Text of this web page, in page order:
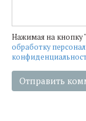
Нажимая на кнопку
обработку